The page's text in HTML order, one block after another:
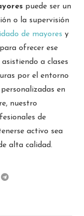
puede ser un
o la supervisión
de mayores y
ofrecer ese
a clases
por el entorno
en
nuestro
de
activo sea
alta calidad.